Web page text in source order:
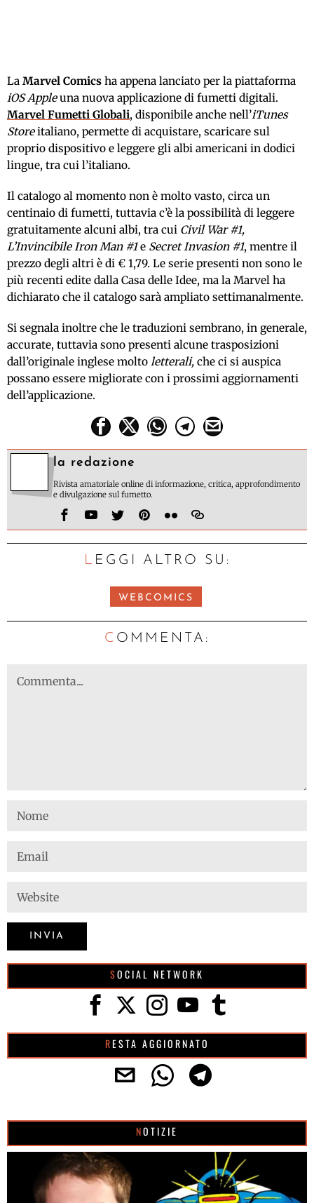
La Marvel Comics ha appena lanciato per la piattaforma
iOS Appleuna nuova applicazione di fumetti digitali.
Marvel Fumetti Globali, disponibile anche nell’iTunes
Storeitaliano, permette di acquistare, scaricare sul
proprio dispositivo e leggere gli albi americani in dodici
lingue, tra cui l’italiano.
Il catalogo al momento non è molto vasto, circa un
centinaio di fumetti, tuttavia c’è la possibilità di leggere
gratuitamente alcuni albi, tra cui Civil War #1,
L’Invincibile Iron Man #1e Secret Invasion #1, mentre il
prezzo degli altri è di € 1,79. Le serie presenti non sono le
più recenti edite dalla Casa delle Idee, ma la Marvel ha
dichiarato che il catalogo sarà ampliato settimanalmente.
Si segnala inoltre che le traduzioni sembrano, in generale,
accurate, tuttavia sono presenti alcune trasposizioni
dall’originale inglese molto letterali, che ci si auspica
possano essere migliorate con i prossimi aggiornamenti
dell’applicazione.
la redazione
Rivista amatoriale online di informazione, critica, approfondimento
e divulgazione sul fumetto.
LEGGI ALTRO SU:
WEBCOMICS
C OMMENTA:
SOCIAL NETWORK
RESTA AGGIORNATO
NOTIZIE